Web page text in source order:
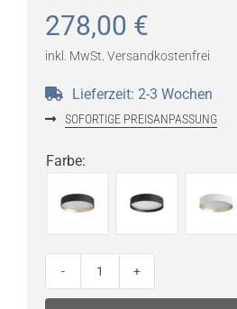
278,00 €
inkl. MwSt. Versandkostenfrei
Lieferzeit: 2-3 Wochen
SOFORTIGE PREISANPASSUNG
Farbe: